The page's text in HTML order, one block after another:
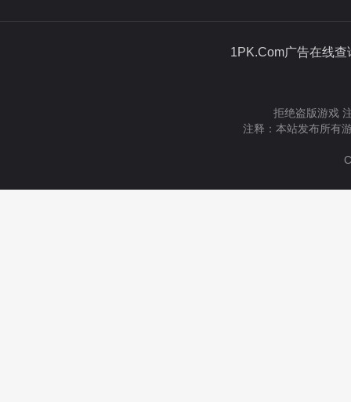
1PK.Com广告在
拒绝盗版游戏
注释：本站发布所有